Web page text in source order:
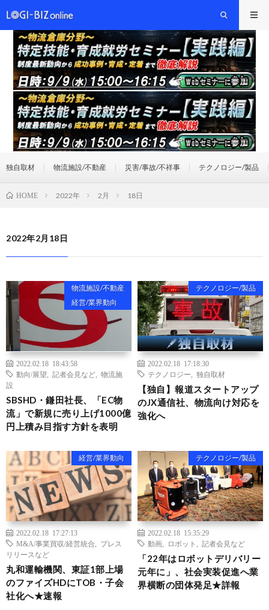
独自取材 物流施設/不動産 災害/事故/不祥事 テクノロジー/製品
HOME 2022年 2月 18日
2022年2月18日
物流施設/不動産
経営/業界動向
2022.02.18 18:43:58
動向/展望
記者会見など
物流施
設
SBSHD・鎌田社長、「EC物
流」で新規に売り上げ1000億
円上積み目指す方針を表明
テクノロジー/製品
2022.02.18 17:18:30
テクノロジー
独自取材
【独自】報道スタートアップ
のJX通信社、物流向け対応を
強化へ
経営/業界動向
2022.02.18 17:27:13
M&A/事業買収/経営統合
プレス
リリースなど
丸和運輸機関、東証1部上場
のファイズHDにTOB・子会
社化へ★速報
テクノロジー/製品
2022.02.18 15:35:29
動画
ロボット 記者会見など
「22年はロボットデリバリー
元年に」、社会実装促進へ業
界横断の団体発足★詳報